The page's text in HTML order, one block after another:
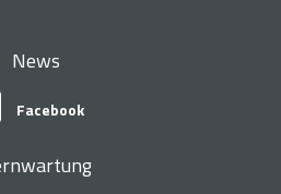
News
Facebook